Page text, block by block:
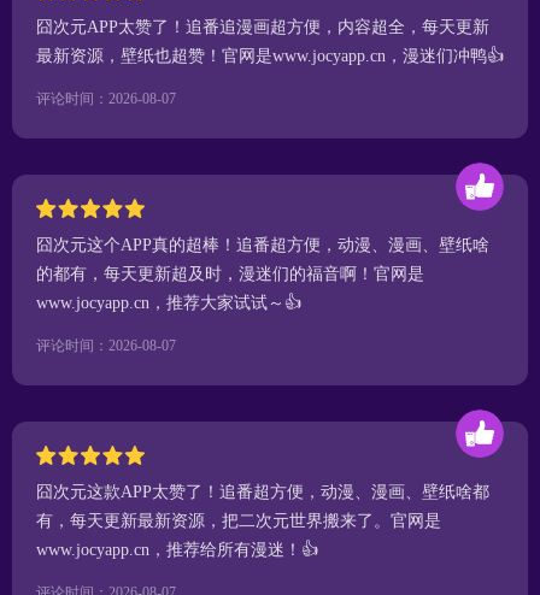
囧次元APP太赞了！追番追漫画超方便，内容超全，每天更新
最新资源，壁纸也超赞！官网是www.jocyapp.cn，漫迷们冲鸭👍
评论时间：2026-08-07
囧次元这个APP真的超棒！追番超方便，动漫、漫画、壁纸啥
的都有，每天更新超及时，漫迷们的福音啊！官网是
www.jocyapp.cn，推荐大家试试～👍
评论时间：2026-08-07
囧次元这款APP太赞了！追番超方便，动漫、漫画、壁纸啥都
有，每天更新最新资源，把二次元世界搬来了。官网是
www.jocyapp.cn，推荐给所有漫迷！👍